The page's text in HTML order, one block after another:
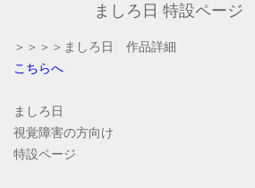
ましろ日 特設ペー
＞＞＞＞ましろ日 作品詳細
こちらへ
ましろ日
視覚障害の方向け
特設ページ